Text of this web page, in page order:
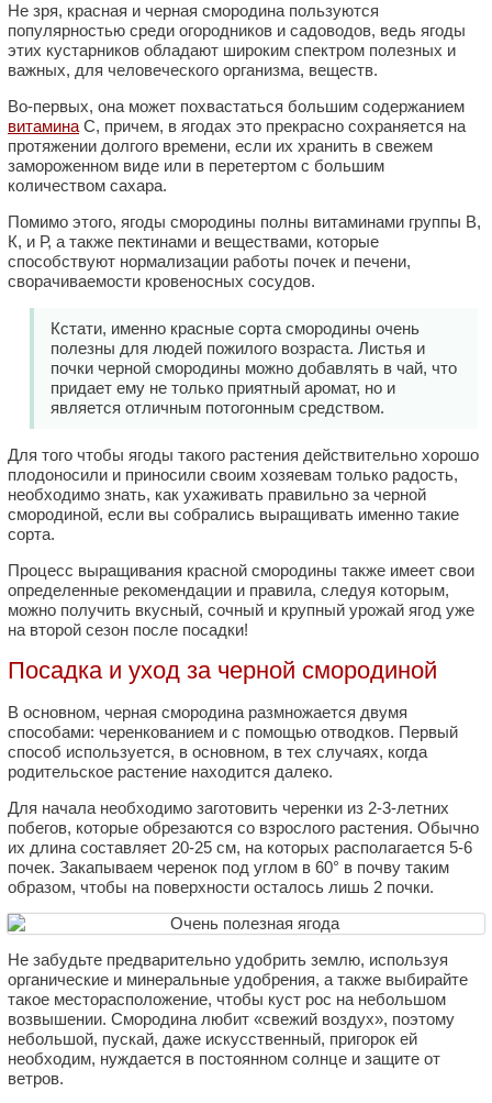
Не зря, красная и черная смородина пользуются
популярностью среди огородников и садоводов, ведь ягоды
этих кустарников обладают широким спектром полезных и
важных, для человеческого организма, веществ.
Во-первых, она может похвастаться большим содержанием
витамина С, причем, в ягодах это прекрасно сохраняется на
протяжении долгого времени, если их хранить в свежем
замороженном виде или в перетертом с большим
количеством сахара.
Помимо этого, ягоды смородины полны витаминами группы В,
К, и Р, а также пектинами и веществами, которые
способствуют нормализации работы почек и печени,
сворачиваемости кровеносных сосудов.
Кстати, именно красные сорта смородины очень
полезны для людей пожилого возраста. Листья и
почки черной смородины можно добавлять в чай, что
придает ему не только приятный аромат, но и
является отличным потогонным средством.
Для того чтобы ягоды такого растения действительно хорошо
плодоносили и приносили своим хозяевам только радость,
необходимо знать, как ухаживать правильно за черной
смородиной, если вы собрались выращивать именно такие
сорта.
Процесс выращивания красной смородины также имеет свои
определенные рекомендации и правила, следуя которым,
можно получить вкусный, сочный и крупный урожай ягод уже
на второй сезон после посадки!
Посадка и уход за черной смородиной
В основном, черная смородина размножается двумя
способами: черенкованием и с помощью отводков. Первый
способ используется, в основном, в тех случаях, когда
родительское растение находится далеко.
Для начала необходимо заготовить черенки из 2-3-летних
побегов, которые обрезаются со взрослого растения. Обычно
их длина составляет 20-25 см, на которых располагается 5-6
почек. Закапываем черенок под углом в 60° в почву таким
образом, чтобы на поверхности осталось лишь 2 почки.
Не забудьте предварительно удобрить землю, используя
органические и минеральные удобрения, а также выбирайте
такое месторасположение, чтобы куст рос на небольшом
возвышении. Смородина любит «свежий воздух», поэтому
небольшой, пускай, даже искусственный, пригорок ей
необходим, нуждается в постоянном солнце и защите от
ветров.